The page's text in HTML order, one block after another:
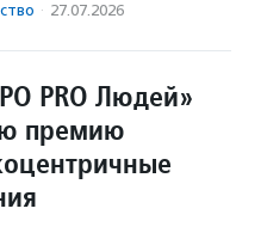
· 27.07.2026
PRO Людей»
премию